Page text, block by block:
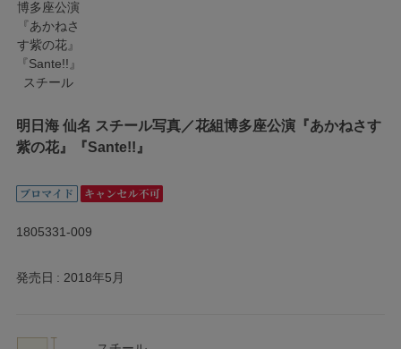
明日海 仙名 スチール写真／花組博多座公演『あかねさす
紫の花』『Sante!!』
1805331-009
発売日 2018年5月